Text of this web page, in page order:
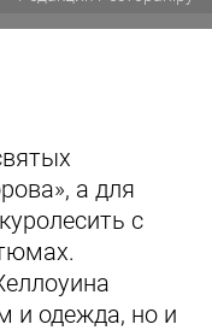
а для
с
и одежда, но и